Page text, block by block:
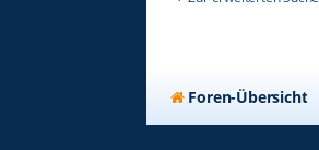
Foren-Übersicht